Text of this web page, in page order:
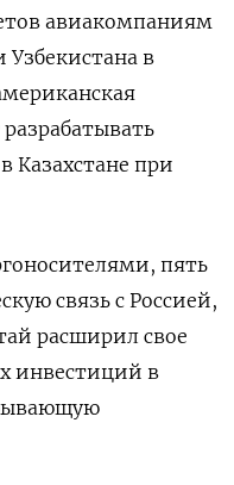
авиакомпаниям
Узбекистана в
Казахстане при
пять
связь с Россией,
расширил свое
инвестиций в